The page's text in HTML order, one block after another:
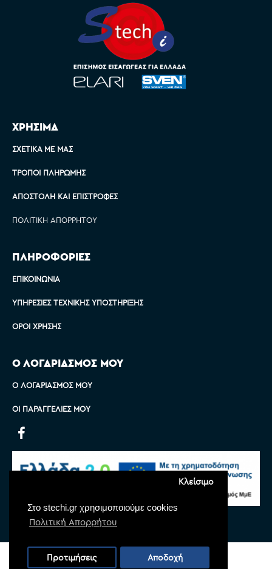
Στο stechi.gr χρησιμοποιούμε cookies
Πολιτική Απορρήτου
Κλείσιμο
Προτιμήσεις Αποδοχή
ΧΡΗΣΙΜΑ
ΣΧΕΤΙΚΆ ΜΕ ΜΑΣ
ΤΡΌΠΟΙ ΠΛΗΡΩΜΉΣ
ΑΠΟΣΤΟΛΉ ΚΑΙ ΕΠΙΣΤΡΟΦΈΣ
ΠΟΛΙΤΙΚΉ ΑΠΟΡΡΉΤΟΥ
ΠΛΗΡΟΦΟΡΙΕΣ
ΕΠΙΚΟΙΝΩΝΊΑ
ΥΠΗΡΕΣΊΕΣ ΤΕΧΝΙΚΉΣ ΥΠΟΣΤΉΡΙΞΗΣ
ΌΡΟΙ ΧΡΉΣΗΣ
Ο ΛΟΓΑΡΙΑΣΜΟΣ ΜΟΥ
Ο ΛΟΓΑΡΙΑΣΜΌΣ ΜΟΥ
ΟΙ ΠΑΡΑΓΓΕΛΊΕΣ ΜΟΥ
Copyright © 2022 Stechi, All Rights Reserved
Powered by
Monoware Web